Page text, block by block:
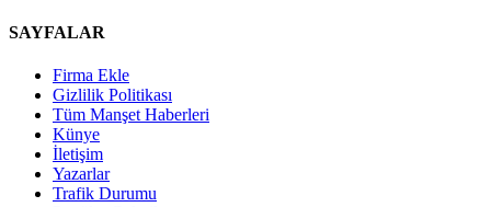
SAYFALAR
Firma Ekle
Gizlilik Politikası
Tüm Manşet Haberleri
Künye
İletişim
Yazarlar
Trafik Durumu